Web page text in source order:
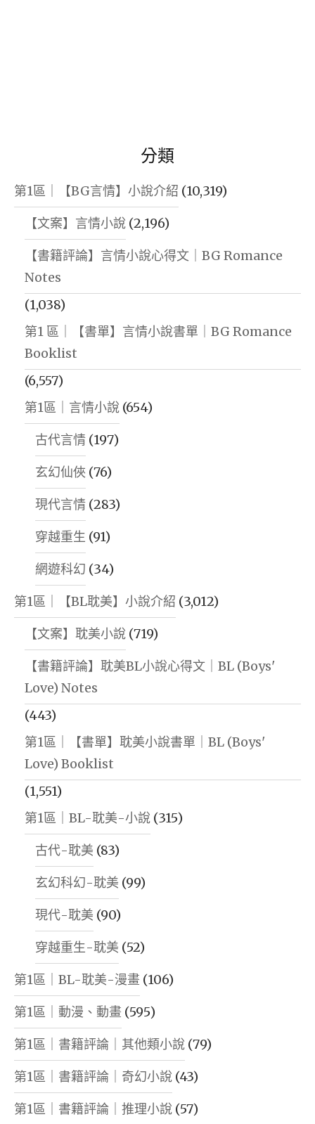
分類
第1區｜【BG言情】小說介紹 (10,319)
【文案】言情小說 (2,196)
【書籍評論】言情小說心得文｜BG Romance
Notes
(1,038)
第1 區｜【書單】言情小說書單｜BG Romance
Booklist
(6,557)
第1區｜言情小說 (654)
古代言情 (197)
玄幻仙俠 (76)
現代言情 (283)
穿越重生 (91)
網遊科幻 (34)
第1區｜【BL耽美】小說介紹 (3,012)
【文案】耽美小說 (719)
【書籍評論】耽美BL小說心得文｜BL (Boys'
Love) Notes
(443)
第1區｜【書單】耽美小說書單｜BL (Boys'
Love) Booklist
(1,551)
第1區｜BL-耽美-小說 (315)
古代-耽美 (83)
玄幻科幻-耽美 (99)
現代-耽美 (90)
穿越重生-耽美 (52)
第1區｜BL-耽美-漫畫 (106)
第1區｜動漫、動畫 (595)
第1區｜書籍評論｜其他類小說 (79)
第1區｜書籍評論｜奇幻小說 (43)
第1區｜書籍評論｜推理小說 (57)